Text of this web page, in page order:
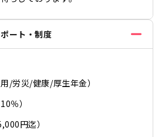
ート・制度
/労災/健康/厚生年金）
％）
円迄）